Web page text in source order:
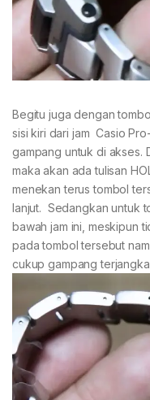
Begitu juga dengan
sisi kiri dari jam Casio
gampang untuk di akses.
maka akan ada tulisan
menekan terus tombol
lanjut. Sedangkan untuk
bawah jam ini, meskipun
pada tombol tersebut
cukup gampang